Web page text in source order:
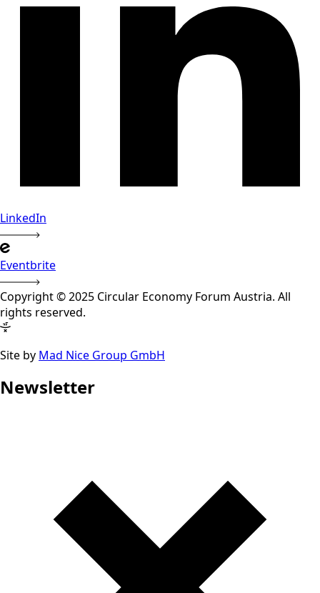
LinkedIn
Eventbrite
Copyright © 2025 Circular Economy Forum Austria. All
rights reserved.
Site by Mad Nice Group GmbH
Newsletter